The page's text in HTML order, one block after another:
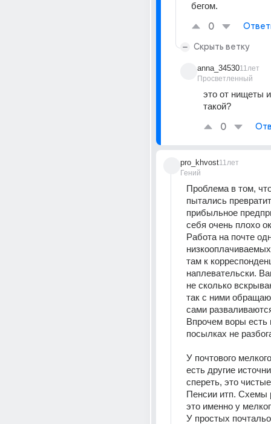
бегом.
0
Скрыть ветку
anna_34530
Просветленный
11лет
это от нищеты
такой?
0
pro_khvost
Гений
11лет
Проблема в том,
пытались
прибыльное
себя очень плохо
Работа на почте
там к
наплевательски.
не сколько
так с ними
сами
Впрочем воры есть
посылках не
У почтового
есть другие
спереть, это
Пенсии итп. Схемы
это именно у
У простых